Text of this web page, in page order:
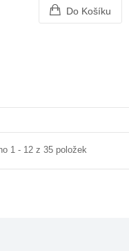
Do Košíku
1 - 12 z 35 položek